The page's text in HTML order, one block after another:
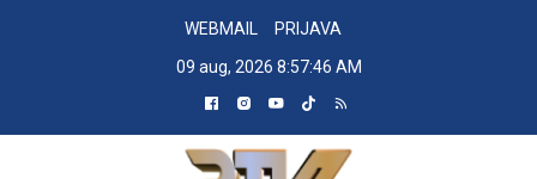
WEBMAIL
PRIJAVA
09 aug, 2026 8:57:47 AM